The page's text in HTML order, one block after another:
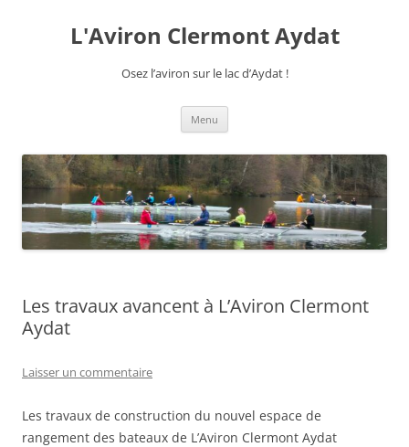
L'Aviron Clermont Aydat
Osez l’aviron sur le lac d’Aydat !
Menu
Les travaux avancent à L’Aviron Clermont
Aydat
Laisser un commentaire
Les travaux de construction du nouvel espace de
rangement des bateaux de L’Aviron Clermont Aydat